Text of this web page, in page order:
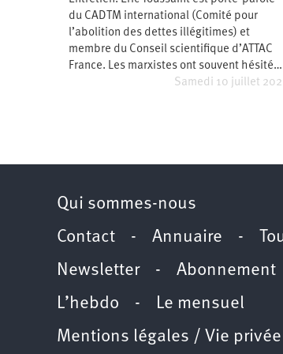
du CADTM international (Comité pour
l’abolition des dettes illégitimes) et
membre du Conseil scientifique d’ATTAC
France. Les marxistes ont souvent hésité…
Samedi 10 juillet
Qui sommes-nous
Contact - Annuaire -
Newsletter- Abonnement
L’hebdo - Le mensuel
Mentions légales / Vie privée